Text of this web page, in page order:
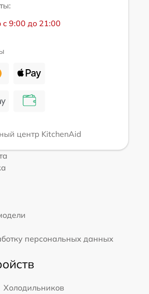
9:00 до 21:00
центр KitchenAid
персональных данных
Холодильников